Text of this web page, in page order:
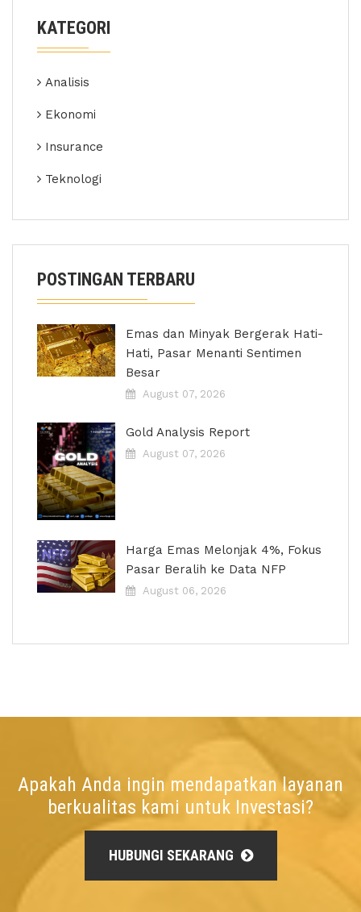
KATEGORI
Analisis
Ekonomi
Insurance
Teknologi
POSTINGAN TERBARU
Emas dan Minyak Bergerak Hati-
Hati, Pasar Menanti Sentimen
Besar
August 07, 2026
Gold Analysis Report
August 07, 2026
Harga Emas Melonjak 4%, Fokus
Pasar Beralih ke Data NFP
August 06, 2026
Apakah Anda ingin mendapatkan layanan
berkualitas kami untuk Investasi?
HUBUNGI SEKARANG